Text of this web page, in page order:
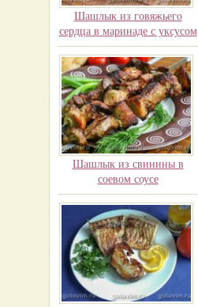
Шашлык из говяжьего
сердца в маринаде с уксусом
Шашлык из свинины в
соевом соусе